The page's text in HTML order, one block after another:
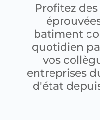
Profitez
batiment
quotidien
vos
entreprises
d'état